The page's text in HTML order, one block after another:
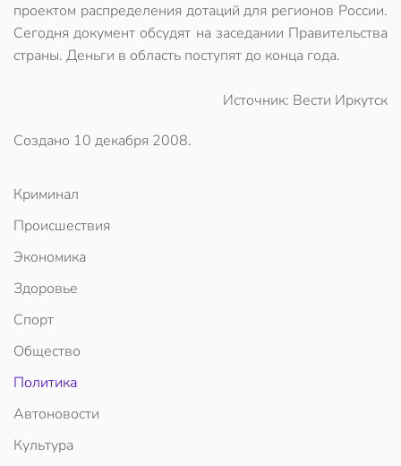
проектом распределения дотаций для регионов России.
Сегодня документ обсудят на заседании Правительства
страны. Деньги в область поступят до конца года.
Источник: Вести Иркутск
Создано 10 декабря 2008.
Криминал
Происшествия
Экономика
Здоровье
Спорт
Общество
Политика
Автоновости
Культура